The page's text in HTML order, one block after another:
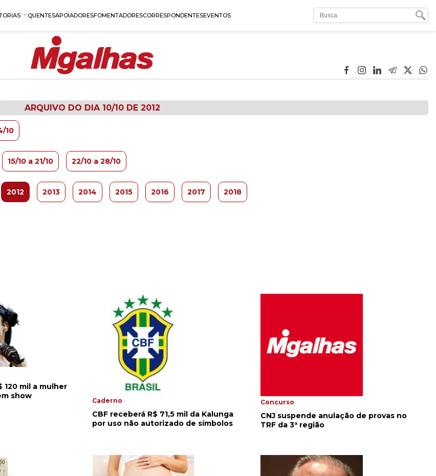
QUENTESAPOIADORESFOMENTADORESCORRESPONDENTESEVENTOS
ARQUIVO DO DIA 10/10 DE 2012
10
15/10 a 21/10 22/10 a 28/10
2012 2013 2014 2015 2016 2017 2018
120 mil a mulher
show
Caderno
CBF receberá R$ 71,5 mil da Kalunga
por uso não autorizado de símbolos
Concurso
CNJ suspende anulação de provas no
TRF da 3ª região